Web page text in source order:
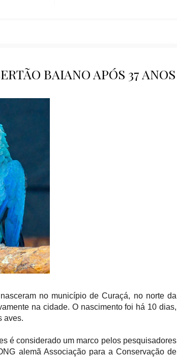
BAIANO APÓS 37 ANOS
no município de Curaçá, no norte da
na cidade. O nascimento foi há 10 dias,
aves.
é considerado um marco pelos pesquisadores
alemã Associação para a Conservação de